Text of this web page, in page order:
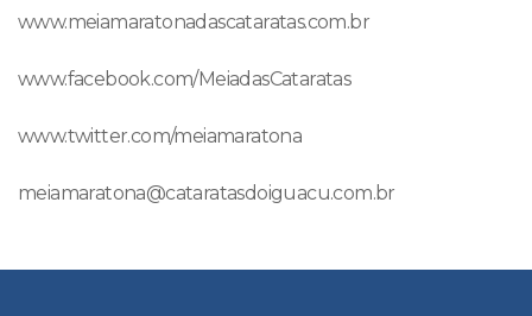
www.meiamaratonadascataratas.com.br
www.facebook.com/MeiadasCataratas
www.twitter.com/meiamaratona
meiamaratona@cataratasdoiguacu.com.br